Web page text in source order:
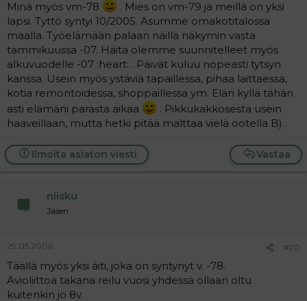
Minä myös vm-78
. Mies on vm-79 ja meillä on yksi
lapsi. Tyttö syntyi 10/2005. Asumme omakotitalossa
maalla. Työelämään palaan näillä näkymin vasta
tammikuussa -07. Häitä olemme suunnitelleet myös
alkuvuodelle -07 :heart: . Päivät kuluu nopeasti tytsyn
kanssa. Usein myös ystäviä tapaillessa, pihaa laittaessa,
kotia remontoidessa, shoppaillessa ym. Elän kyllä tähän
asti elämäni parasta aikaa
. Pikkukakkosesta usein
haaveillaan, mutta hetki pitää malttaa vielä ootella B) .
Vastaa
Ilmoita asiaton viesti
niisku
Jäsen
29.05.2006 #20
Täällä myös yksi äiti, joka on syntynyt v. -78.
Avioliittoa takana reilu vuosi yhdessä ollaan oltu
kuitenkin jo 8v.